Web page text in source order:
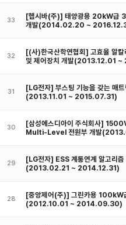
33
[헵시바(주)] 태양광용 20kW급 3
개발(2014.02.20 ~
32
[(사)한국산학연협회] 고효율 알칼
및 제어장치 개발(2013.12.01
31
[LG전자] 부스팅 기능을 갖는 매
(2013.11.01 ~ 2015.07.31)
30
[삼성에스디아이 주식회사]
Multi-Level 전원부 개발
29
[LG전자] ESS 계통연계 알고리즘
(2013.02.21 ~ 2014.12.31)
28
[중앙제어(주)] 그린카용 100kW
(2012.10.01 ~ 2014.09.30)